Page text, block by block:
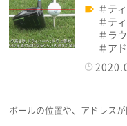
テ
テ
ラ
ア
ボールの位置や、アドレス